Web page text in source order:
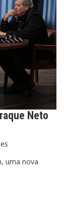
Neto
uma nova